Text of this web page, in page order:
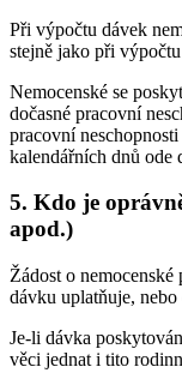
Při výpočtu dávek
stejně jako při
Nemocenské se
dočasné pracovní
pracovní
kalendářních dnů ode
5. Kdo je
apod.)
Žádost o nemocenské
dávku uplatňuje,
Je-li dávka
věci jednat i tito